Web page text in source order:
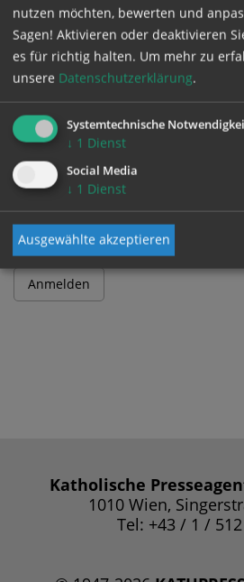
Bitte melden Sie sich mit
und Passwort an.
Benutzername
Passwort
Katholische
1010 Wien,
Tel: +43 / 1 /
nutzen möchten, bewerten und
Sagen! Aktivieren oder deaktivieren
es für richtig halten. Um mehr zu
unsere Datenschutzerklärung.
Systemtechnische
↓ 1 Dienst
Social Media
↓ 1 Dienst
Ausgewählte akzeptieren